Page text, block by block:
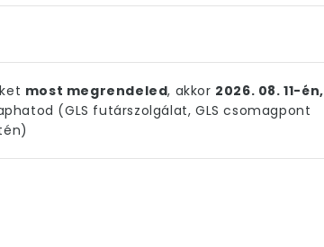
most megrendeled, akkor 2026. 08. 11-én,
(GLS futárszolgálat, GLS csomagpont